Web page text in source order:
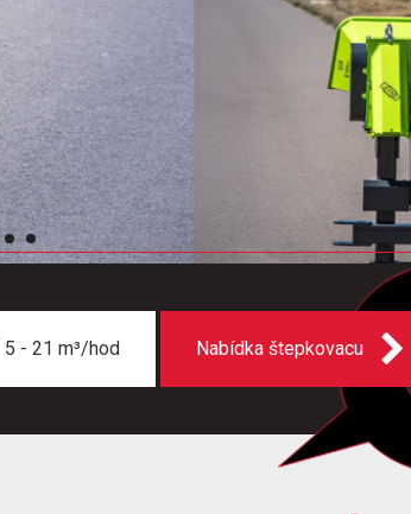
5 - 21 m³/hod Nabídka štepkovacu